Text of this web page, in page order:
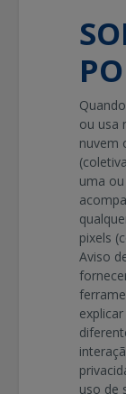
ou usa
nuvem
uma
pixels
Aviso
uso de